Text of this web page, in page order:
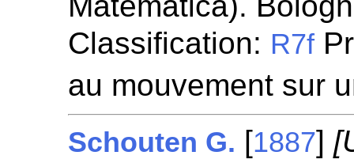
Classification: R7f
au mouvement sur
Schouten G. [1887]